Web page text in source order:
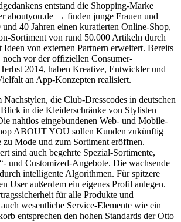
entstand die Shopping-Marke
aboutyou.de
finden junge Frauen und
40 Jahren einen kuratierten Online-Shop,
Sortiment von rund 50.000 Artikeln durch
von externen Partnern erweitert. Bereits
noch vor der offiziellen Consumer-
2014, haben Kreative, Entwickler und
an App-Konzepten realisiert.
die Club-Dresscodes in deutschen
in die Kleiderschränke von Stylisten
nahtlos eingebundenen Web- und Mobile-
ABOUT YOU sollen Kunden zukünftig
zu Mode und zum Sortiment eröffnen.
sind auch begehrte Spezial-Sortimente,
und Customized-Angebote. Die wachsende
intelligente Algorithmen. Für spitzere
User außerdem ein eigenes Profil anlegen.
für alle Produkte und
wesentliche Service-Elemente wie ein
entsprechen den hohen Standards der Otto